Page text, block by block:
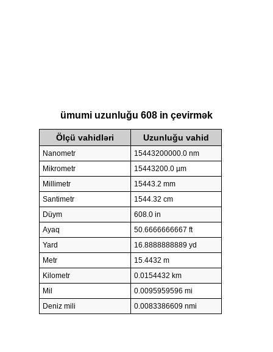
ümumi uzunluğu 608 in çevirmək
Ölçü vahidləri Uzunluğu vahid
Nanometr
15443200000.0 nm
Mikrometr
15443200.0 µm
Millimetr
15443.2 mm
Santimetr
1544.32 cm
Düym
608.0 in
Ayaq
50.6666666667 ft
Yard
16.8888888889 yd
Metr
15.4432 m
Kilometr
0.0154432 km
Mil
0.0095959596 mi
Deniz mili
0.0083386609 nmi